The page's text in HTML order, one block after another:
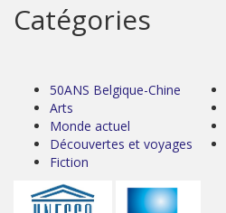
Catégories
50ANS Belgique-Chine
Arts
Monde actuel
Découvertes et voyages
Fiction